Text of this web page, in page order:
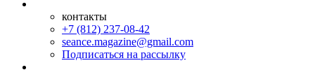
контакты
+7 (812) 237-08-42
seance.magazine@gmail.com
Подписаться на рассылку